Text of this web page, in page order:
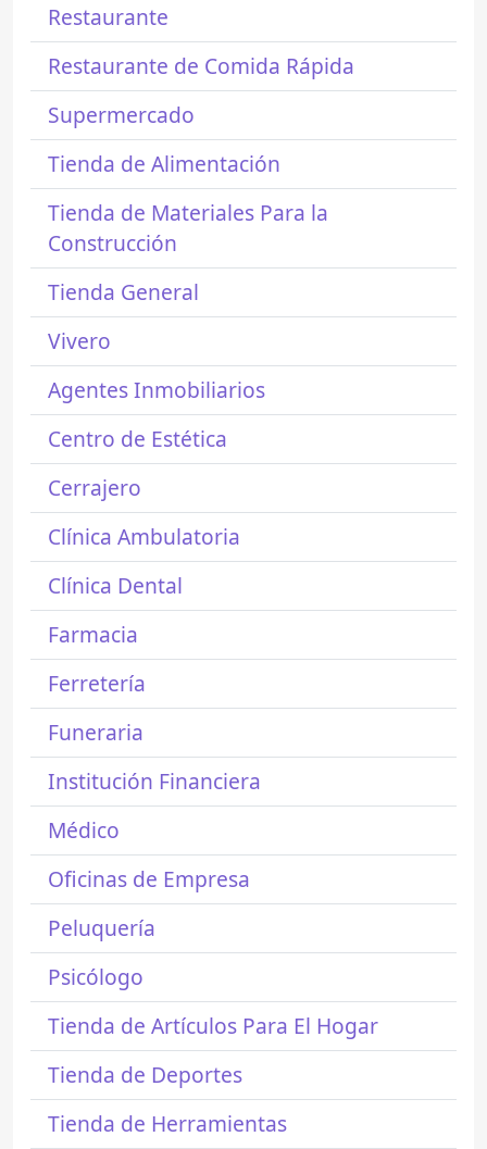
Restaurante
Restaurante de Comida Rápida
Supermercado
Tienda de Alimentación
Tienda de Materiales Para la
Construcción
Tienda General
Vivero
Agentes Inmobiliarios
Centro de Estética
Cerrajero
Clínica Ambulatoria
Clínica Dental
Farmacia
Ferretería
Funeraria
Institución Financiera
Médico
Oficinas de Empresa
Peluquería
Psicólogo
Tienda de Artículos Para El Hogar
Tienda de Deportes
Tienda de Herramientas